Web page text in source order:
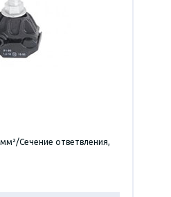
Сечение ответвления,